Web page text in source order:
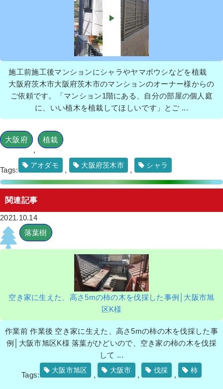
施工前施工後マンションにシャラやヤマボウシなどを植栽
大阪府茨木市大阪府茨木市のマンションのオーナー様からの
ご依頼です。「マンション1階にある、自分の部屋の個人庭
に、いい植木を植栽してほしいです」とご ...
大阪府
,
植栽
Tags:
アオダモ
,
大阪府茨木市
,
シャラ
関連記事
2021.10.14
落葉樹
空き家に生えた、高さ5mの柿の木を伐採した事例│大阪市旭
区K様
作業前 作業後 空き家に生えた、高さ5mの柿の木を伐採した事
例│大阪市旭区K様 落葉がひどいので、空き家の柿の木を伐採
して ...
Tags:
大阪市旭区
,
大阪市
,
伐採
,
柿